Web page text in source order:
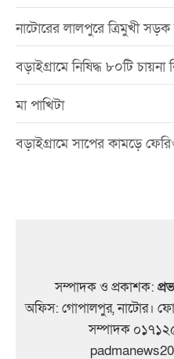
নাটোরের লালপুরে ত্রিমুখী
বড়াইগ্রামে নিষিদ্ধ ৮০টি
মা পাখিটা
বড়াইগ্রামে সাপের কামড়ে
সম্পাদক ও প্রকাশক:
অফিস: গোপালপুর, নাটোর।
সম্পাদক